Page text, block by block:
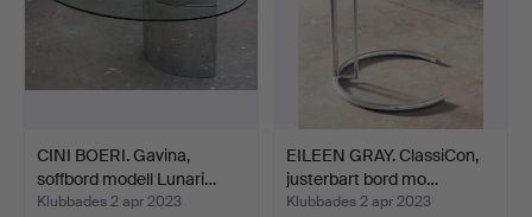
CINI BOERI. Gavina,
soffbord modell Lunari…
Klubbades 2 apr 2023
EILEEN GRAY. ClassiCon,
justerbart bord mo…
Klubbades 2 apr 2023